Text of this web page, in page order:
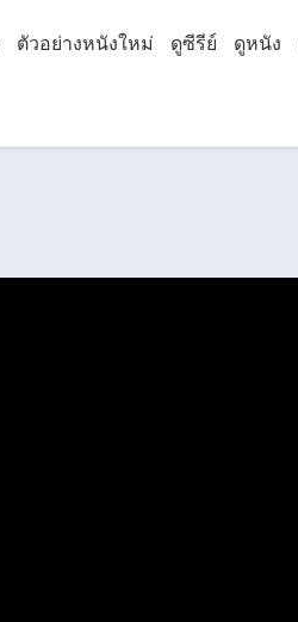
ตัวอย่างหนังใหม่ ดูซีรีย์ ดูหนัง